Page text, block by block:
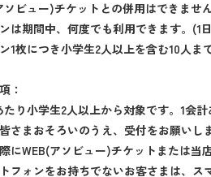
ビュー)チケットとの併用はできません
は期間中、何度でも利用できます。(1
1枚につき小学生2人以上を含む10人ま
：
り小学生2人以上から対象です。1会
さまおそろいのうえ、受付をお願いし
にWEB(アソビュー)チケットまたは当
フォンをお持ちでないお客さまは、ス